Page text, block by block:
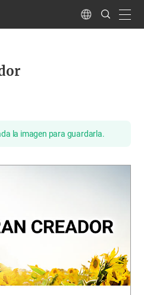
Language
Search
Submit
la imagen para guardarla.